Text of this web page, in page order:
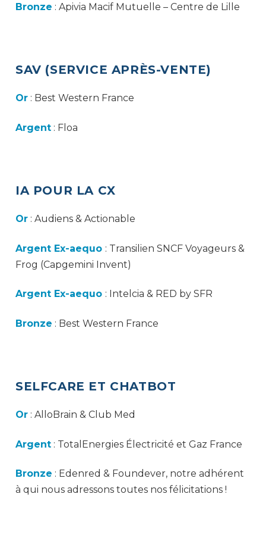
Bronze : Apivia Macif Mutuelle – Centre de Lille
SAV (SERVICE APRÈS-VENTE)
Or : Best Western France
Argent : Floa
IA POUR LA CX
Or : Audiens & Actionable
Argent Ex-aequo : Transilien SNCF Voyageurs &
Frog (Capgemini Invent)
Argent Ex-aequo : Intelcia & RED by SFR
Bronze : Best Western France
SELFCARE ET CHATBOT
Or : AlloBrain & Club Med
Argent : TotalEnergies Électricité et Gaz France
Bronze : Edenred & Foundever, notre adhérent
à qui nous adressons toutes nos félicitations !